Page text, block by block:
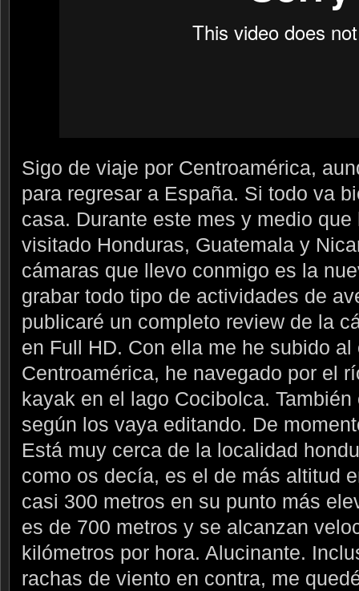
Sigo de viaje por Centroamérica,
para regresar a España. Si todo va
casa. Durante este mes y medio
visitado Honduras, Guatemala y
cámaras que llevo conmigo es la
grabar todo tipo de actividades de
publicaré un completo review de la
en Full HD. Con ella me he subido
Centroamérica, he navegado por el
kayak en el lago Cocibolca.
según los vaya editando. De
Está muy cerca de la localidad
como os decía, es el de más altitud
casi 300 metros en su punto más
es de 700 metros y se alcanzan
kilómetros por hora. Alucinante.
rachas de viento en contra, me